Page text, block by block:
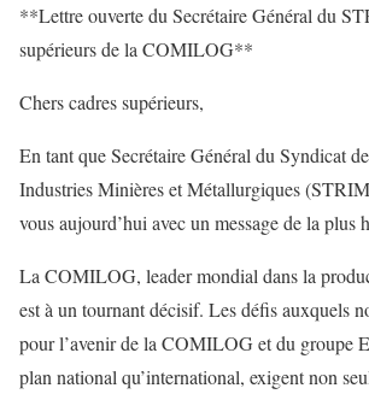
**Lettre ouverte du Secrétaire Général du
supérieurs de la COMILOG**
Chers cadres supérieurs,
En tant que Secrétaire Général du Syndicat
Industries Minières et Métallurgiques
vous aujourd’hui avec un message de la plus
La COMILOG, leader mondial dans la
est à un tournant décisif. Les défis auxquels
pour l’avenir de la COMILOG et du groupe
plan national qu’international, exigent non